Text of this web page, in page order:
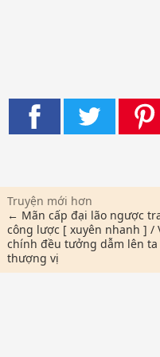
Truyện mới hơn
← Mãn cấp đại lão ngược
công lược [ xuyên nhanh ] /
chính đều tưởng dẫm lên ta
thượng vị